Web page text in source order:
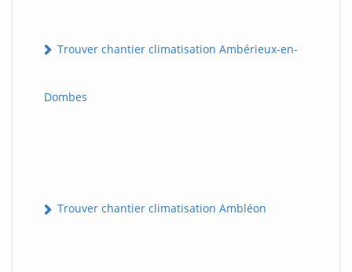
Trouver chantier climatisation Ambérieux-en-
Dombes
Trouver chantier climatisation Ambléon